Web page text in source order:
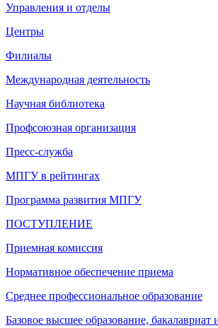
Управления и отделы
Центры
Филиалы
Международная деятельность
Научная библиотека
Профсоюзная организация
Пресс-служба
МПГУ в рейтингах
Программа развития МПГУ
ПОСТУПЛЕНИЕ
Приемная комиссия
Нормативное обеспечение приема
Среднее профессиональное образование
Базовое высшее образование, бакалавриат